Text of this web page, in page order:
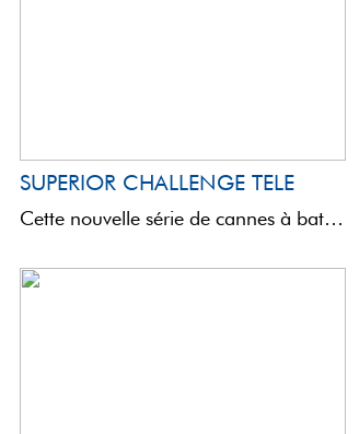
SUPERIOR CHALLENGE TELE
Cette nouvelle série de cannes à bateaux a vue le jour par la nécessité de créer des ...